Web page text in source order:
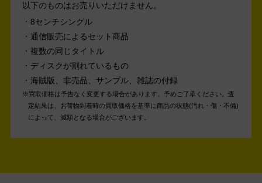
以下のものはお売りいただけません。
8センチシングル
通信販売によるセット商品
複数の同じタイトル
ディスクが割れているもの
海賊版、非売品、サンプル、雑誌の付録
買取価格は予告なく変更する場合があります。予めご了承ください。 査
定結果は、お荷物到着時の買取価格を基準に商品の状態(汚れ・傷・不備)
によって、減額となる場合がございます。